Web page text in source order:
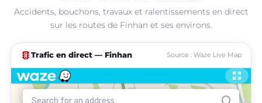
Accidents, bouchons, travaux et ralentissements en direct
sur les routes de Finhan et ses environs.
traffic Trafic en direct — Finhan Source : Waze Live Map